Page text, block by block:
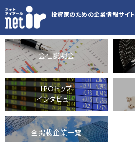
投資家のための企業情報サイト
会社説明会
IPOトップ
インタビュー
全掲載企業一覧